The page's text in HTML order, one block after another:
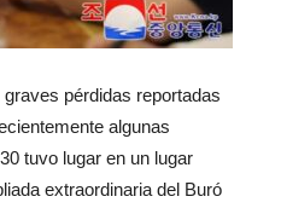
pérdidas reportadas
algunas
tuvo lugar en un lugar
extraordinaria del Buró